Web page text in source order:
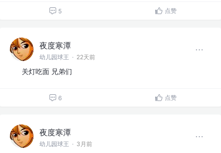
5 点赞
夜度寒潭
幼儿园球王 · 22天前
关灯吃面 兄弟们
6 点赞
夜度寒潭
幼儿园球王 · 3月前